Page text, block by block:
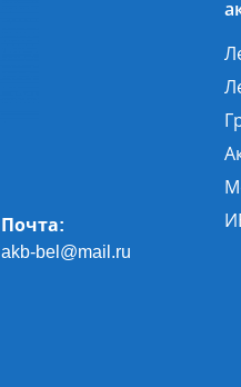
Почта:
akb-bel@mail.ru